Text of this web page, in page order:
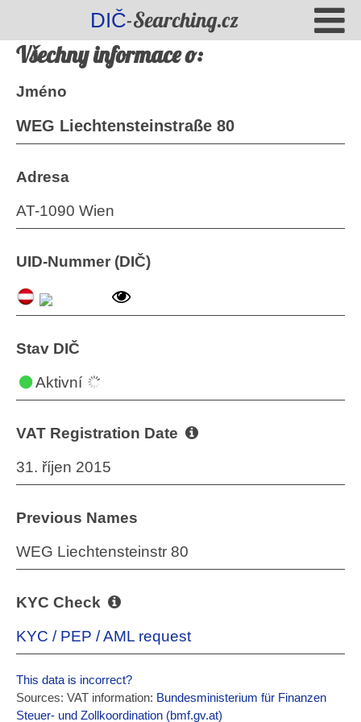
DIČ-Searching.cz
Všechny informace o:
Jméno
WEG Liechtensteinstraße 80
Adresa
AT-1090 Wien
UID-Nummer (DIČ)
Stav DIČ
Aktivní
VAT Registration Date
31. říjen 2015
Previous Names
WEG Liechtensteinstr 80
KYC Check
KYC / PEP / AML request
This data is incorrect?
Sources: VAT information: Bundesministerium für Finanzen
Steuer- und Zollkoordination (bmf.gv.at)